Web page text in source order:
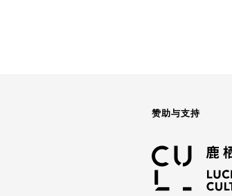
赞助与支持